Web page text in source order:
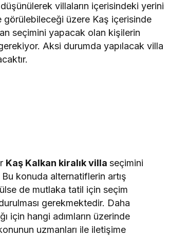
villaların içerisindeki yerini
görülebileceği üzere Kaş içerisinde
seçimini yapacak olan kişilerin
Aksi durumda yapılacak villa
Kaş Kalkan kiralık villaseçimini
Bu konuda alternatiflerin artış
de mutlaka tatil için seçim
gerekmektedir. Daha
için hangi adımların üzerinde
uzmanları ile iletişime